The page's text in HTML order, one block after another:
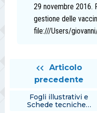
29 novembre 2016.
gestione delle
file:///Users/
Articolo
precedente
Fogli illustrativi e
Schede tecniche…